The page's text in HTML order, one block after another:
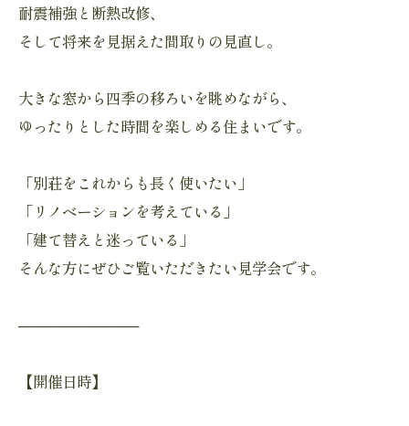
耐震補強と断熱改修、
そして将来を見据えた間取りの見直し。
大きな窓から四季の移ろいを眺めながら、
ゆったりとした時間を楽しめる住まいです。
「別荘をこれからも長く使いたい」
「リノベーションを考えている」
「建て替えと迷っている」
そんな方にぜひご覧いただきたい見学会です。
────────────
【開催日時】